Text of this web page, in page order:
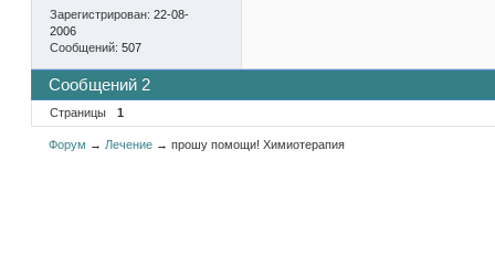
Зарегистрирован: 22-08-
2006
Сообщений: 507
Сообщений 2
Страницы 1
Форум →Лечение →прошу помощи! Химиотерапия